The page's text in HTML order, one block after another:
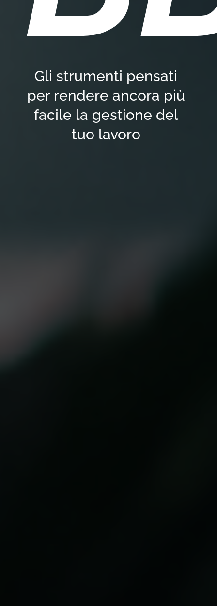
Gli strumenti pensati
per rendere ancora più
facile la gestione del
tuo lavoro